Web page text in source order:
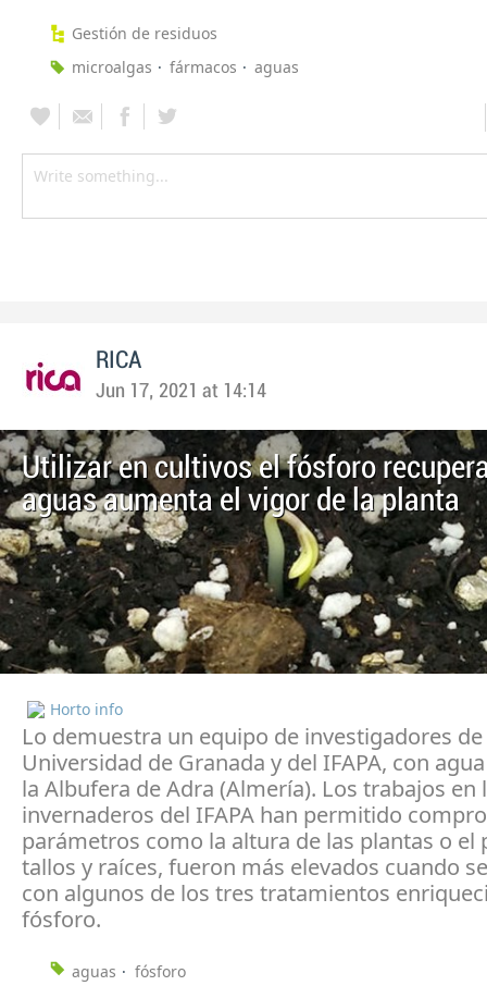
Gestión de residuos
microalgas
fármacos aguas
RICA
Jun 17, 2021 at 14:14
Utilizar en cultivos el fósforo
aguas aumenta el vigor de la planta
Horto info
Lo demuestra un equipo de investigadores
Universidad de Granada y del IFAPA, con
la Albufera de Adra (Almería). Los trabajos en
invernaderos del IFAPA han permitido
parámetros como la altura de las plantas o el
tallos y raíces, fueron más elevados cuando
con algunos de los tres tratamientos
fósforo.
aguas fósforo